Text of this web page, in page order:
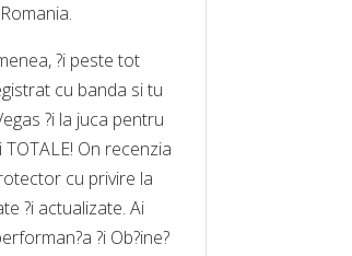
?i peste tot
cu banda si tu
?i la juca pentru
On recenzia
cu privire la
?i actualizate. Ai
?i Ob?ine?